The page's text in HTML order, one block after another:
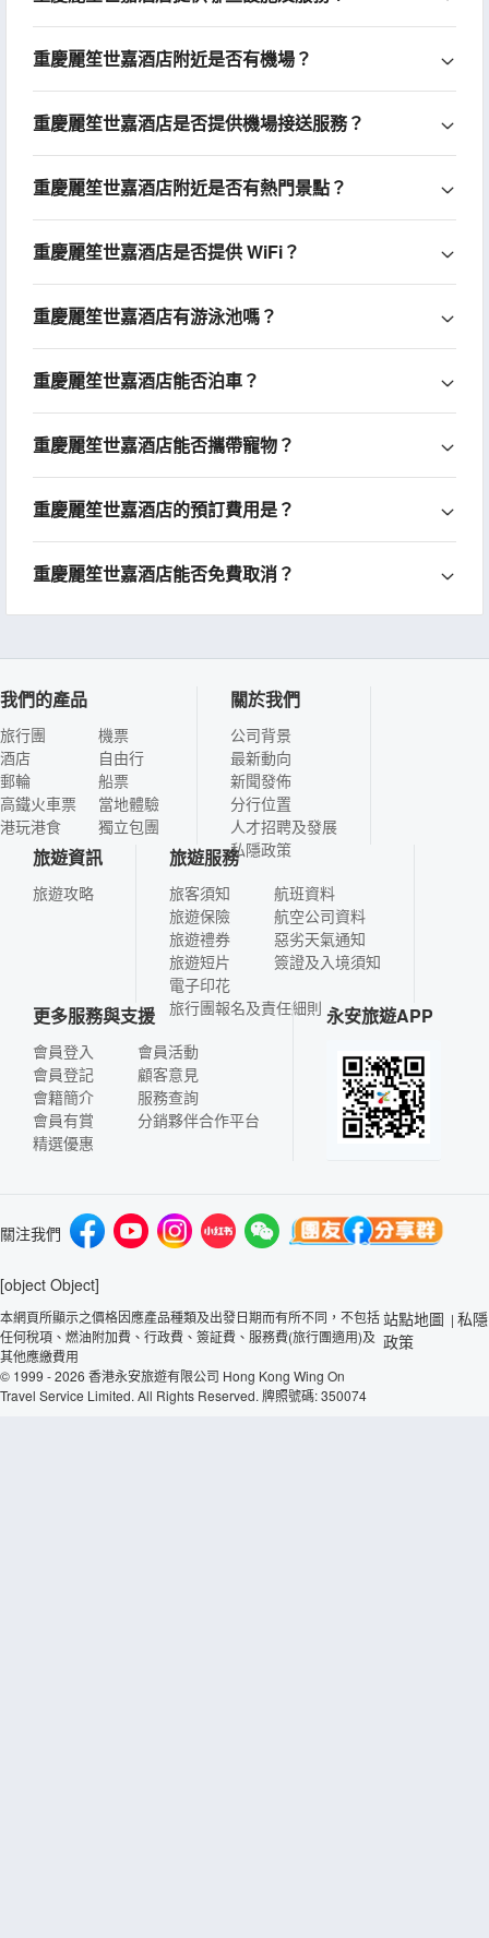
重慶麗笙世嘉酒店附近是否有機場？
重慶麗笙世嘉酒店是否提供機場接送服務？
重慶麗笙世嘉酒店附近是否有熱門景點？
重慶麗笙世嘉酒店是否提供 WiFi？
重慶麗笙世嘉酒店有游泳池嗎？
重慶麗笙世嘉酒店能否泊車？
重慶麗笙世嘉酒店能否攜帶寵物？
重慶麗笙世嘉酒店的預訂費用是？
重慶麗笙世嘉酒店能否免費取消？
我們的產品
旅行團
酒店
郵輪
高鐵火車票
港玩港食
機票
自由行
船票
當地體驗
獨立包團
關於我們
公司背景
最新動向
新聞發佈
分行位置
人才招聘及發展
私隱政策
旅遊資訊
旅遊攻略
旅遊服務
旅客須知
旅遊保險
旅遊禮券
旅遊短片
電子印花
航班資料
航空公司資料
惡劣天氣通知
簽證及入境須知
旅行團報名及責任細則
更多服務與支援
會員登入
會員登記
會籍簡介
會員有賞
精選優惠
會員活動
顧客意見
服務查詢
分銷夥伴合作平台
永安旅遊APP
關注我們
[object Object]
本網頁所顯示之價格因應產品種類及出發日期而有所不同，不包括
任何稅項、燃油附加費、行政費、簽証費、服務費(旅行團適用)及
其他應繳費用
© 1999 - 2026 香港永安旅遊有限公司 Hong Kong Wing On
Travel Service Limited. All Rights Reserved. 牌照號碼: 350074
站點地圖 | 私隱
政策